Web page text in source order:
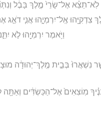
לֹֽא־תֵצֵ֗א אֶל־שָׂרֵי֙ מֶ֣לֶךְ בָּבֶ֔ל
צִדְקִיָּ֖הוּ אֶֽל־יִרְמְיָ֑הוּ אֲנִ֧י דֹאֵ֣ג
וַיֹּ֥אמֶר יִרְמְיָ֖הוּ לֹ֣א
נִשְׁאֲרוּ֙ בְּבֵ֣ית מֶֽלֶךְ־יְהוּדָ֔ה
מֽוֹצִאִים֙ אֶל־הַכַּשְׂדִּ֔ים